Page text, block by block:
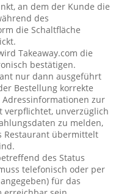
an dem der Kunde die
des
die Schaltfläche
Takeaway.com die
bestätigen.
nur dann ausgeführt
Bestellung korrekte
zur
verpflichtet, unverzüglich
zu melden,
Restaurant übermittelt
des Status
telefonisch oder per
für das